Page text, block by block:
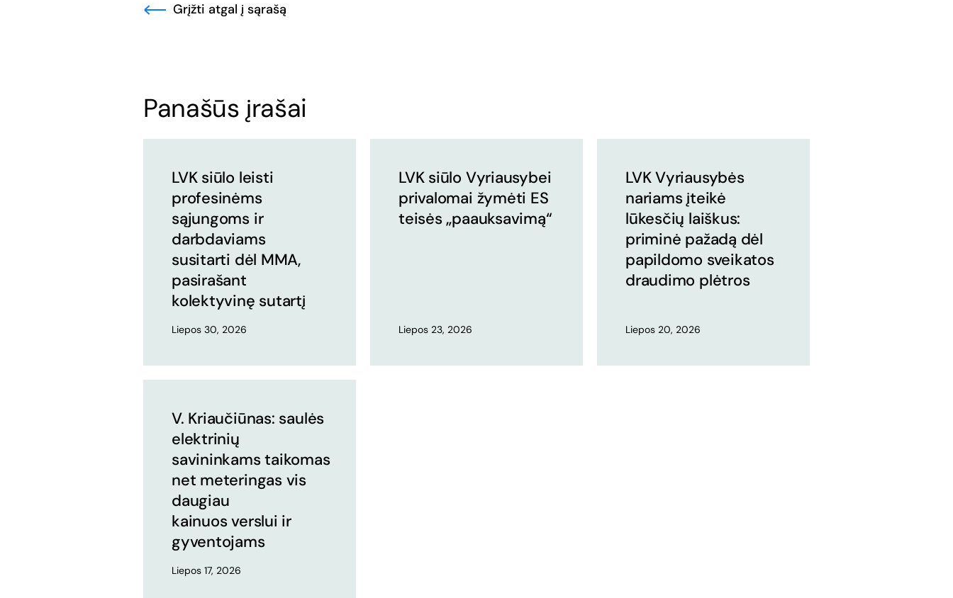
Grįžti atgal į sąrašą
Panašūs įrašai
LVK siūlo leisti
profesinėms
sąjungoms ir
darbdaviams
susitarti dėl MMA,
pasirašant
kolektyvinę sutartį
Liepos 30, 2026
LVK siūlo Vyriausybei
privalomai žymėti ES
teisės „paauksavimą“
Liepos 23, 2026
LVK Vyriausybės
nariams įteikė
lūkesčių laiškus:
priminė pažadą dėl
papildomo sveikatos
draudimo plėtros
Liepos 20, 2026
V. Kriaučiūnas: saulės
elektrinių
savininkams taikomas
net meteringas vis
daugiau
kainuos verslui ir
gyventojams
Liepos 17, 2026